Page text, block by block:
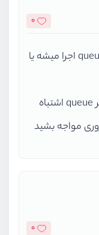
0
سلام آیا notification شما به شکل queue اجرا میشه یا
ارسال 900 ایمیل یا بیشتر به شکل غیر queue اشتباه
مواجه بشید
0